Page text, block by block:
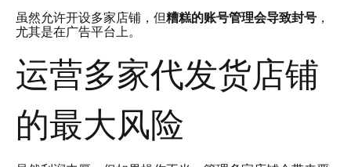
虽然允许开设多家店铺，但糟糕的账号管理会导致封号 ，
尤其是在广告平台上。
运营多家代发货店铺
的最大风险